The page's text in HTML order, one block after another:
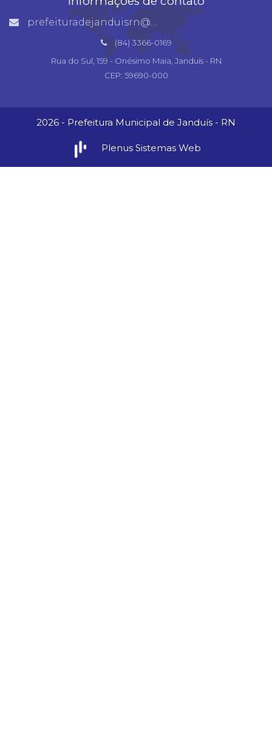
prefeituradejanduisrn@gmail.com
(84) 3366-0169
Rua do Sul, 159 - Onésimo Maia, Janduís - RN
CEP: 59690-000
2026 - Prefeitura Municipal de Janduís - RN
Plenus Sistemas Web